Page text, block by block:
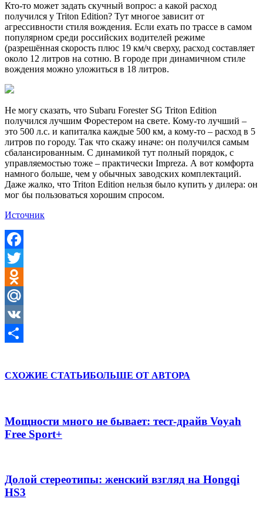
Кто-то может задать скучный вопрос: а какой расход
получился у Triton Edition? Тут многое зависит от
агрессивности стиля вождения. Если ехать по трассе в самом
популярном среди российских водителей режиме
(разрешённая скорость плюс 19 км/ч сверху, расход составляет
около 12 литров на сотню. В городе при динамичном стиле
вождения можно уложиться в 18 литров.
Не могу сказать, что Subaru Forester SG Triton Edition
получился лучшим Форестером на свете. Кому-то лучший –
это 500 л.с. и капиталка каждые 500 км, а кому-то – расход в 5
литров по городу. Так что скажу иначе: он получился самым
сбалансированным. С динамикой тут полный порядок, с
управляемостью тоже – практически Impreza. А вот комфорта
намного больше, чем у обычных заводских комплектаций.
Даже жалко, что Triton Edition нельзя было купить у дилера: он
мог бы пользоваться хорошим спросом.
Источник
Facebook
Twitter
Odnoklassniki
Mail.Ru
VK
СХОЖИЕ СТАТЬИБОЛЬШЕ ОТ АВТОРА
Мощности много не бывает: тест-драйв Voyah
Free Sport+
Долой стереотипы: женский взгляд на Hongqi
HS3